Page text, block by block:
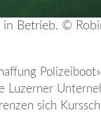
in Betrieb. ©
Luzerner
sich